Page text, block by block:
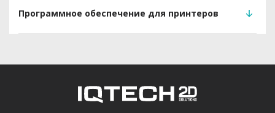
Программное обеспечение для принтеров